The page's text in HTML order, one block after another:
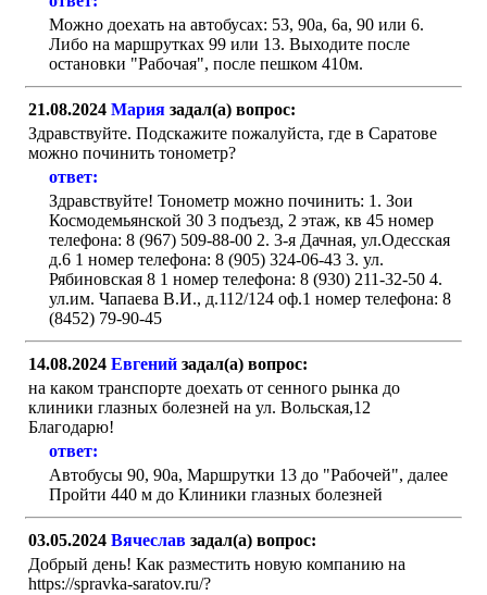
Можно доехать на автобусах: 53, 90а, 6а, 90 или 6.
Либо на маршрутках 99 или 13. Выходите после
остановки "Рабочая", после пешком 410м.
21.08.2024 Мария задал(а) вопрос:
Здравствуйте. Подскажите пожалуйста, где в Саратове
можно починить тонометр?
ответ:
Здравствуйте! Тонометр можно починить: 1. Зои
Космодемьянской 30 3 подъезд, 2 этаж, кв 45 номер
телефона: 8 (967) 509-88-00 2. 3-я Дачная, ул.Одесская
д.6 1 номер телефона: 8 (905) 324-06-43 3. ул.
Рябиновская 8 1 номер телефона: 8 (930) 211-32-50 4.
ул.им. Чапаева В.И., д.112/124 оф.1 номер телефона: 8
(8452) 79-90-45
14.08.2024 Евгений задал(а) вопрос:
на каком транспорте доехать от сенного рынка до
клиники глазных болезней на ул. Вольская,12
Благодарю!
ответ:
Автобусы 90, 90а, Маршрутки 13 до "Рабочей", далее
Пройти 440 м до Клиники глазных болезней
03.05.2024 Вячеслав задал(а) вопрос:
Добрый день! Как разместить новую компанию на
https://spravka-saratov.ru/?